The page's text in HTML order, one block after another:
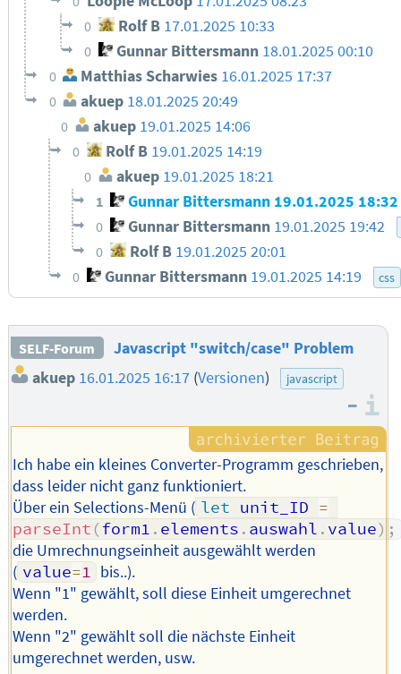
0 Rolf B 17.01.2025 10:33
0 Gunnar Bittersmann 18.01.2025 00:10
0 Matthias Scharwies 16.01.2025 17:37
0 akuep 18.01.2025 20:49
0 akuep 19.01.2025 14:06
0 Rolf B 19.01.2025 14:19
0 akuep 19.01.2025 18:21
1 Gunnar Bittersmann 19.01.2025
0 Gunnar Bittersmann 19.01.2025 19:42
0 Rolf B 19.01.2025 20:01
0 Gunnar Bittersmann 19.01.2025 14:19 css
SELF-Forum
Javascript "switch/case" Problem
akuep 16.01.2025 16:17 (Versionen) javascript
–
Ich habe ein kleines Converter-Programm geschrieben,
dass leider nicht ganz funktioniert.
Über ein Selections-Menü ( let unit_ID =
parseInt (form1 . elements . auswahl . value) ;
die Umrechnungseinheit ausgewählt werden
( value=1 bis..).
Wenn "1" gewählt, soll diese Einheit umgerechnet
werden.
Wenn "2" gewählt soll die nächste Einheit
umgerechnet werden, usw.